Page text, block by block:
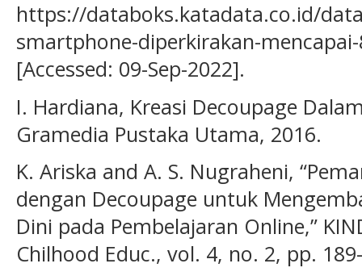
https://databoks.katadata.co.id/
smartphone-diperkirakan-
[Accessed: 09-Sep-2022].
I. Hardiana, Kreasi Decoupage
Gramedia Pustaka Utama, 2016.
K. Ariska and A. S. Nugraheni,
dengan Decoupage untuk
Dini pada Pembelajaran Online,”
Chilhood Educ., vol. 4, no. 2, pp.